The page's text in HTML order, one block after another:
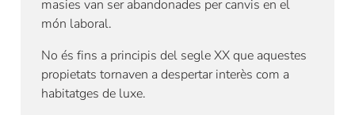
masies van ser abandonades per canvis en el
món laboral.
No és fins a principis del segle XX que aquestes
propietats tornaven a despertar interès com a
habitatges de luxe.